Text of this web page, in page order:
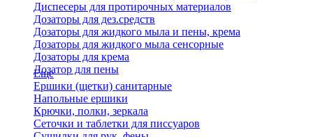
Диспесеры для протирочных материалов
Дозаторы для дез.средств
Дозаторы для жидкого мыла и пены, крема
Дозаторы для жидкого мыла сенсорные
Дозаторы для крема
Дозатор для пены
Еще
Ершики (щетки) санитарные
Напольные ершики
Крючки, полки, зеркала
Сеточки и таблетки для писсуаров